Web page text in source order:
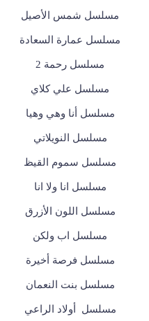
مسلسل شمس الأصيل
مسلسل عمارة السعادة
مسلسل رحمة 2
مسلسل علي كلاي
مسلسل أنا وهي وهيا
مسلسل النويلاتي
مسلسل سموم القيظ
مسلسل انا ولا انا
مسلسل اللون الأزرق
مسلسل اب ولكن
مسلسل فرصة أخيرة
مسلسل بنت النعمان
مسلسل أولاد الراعي